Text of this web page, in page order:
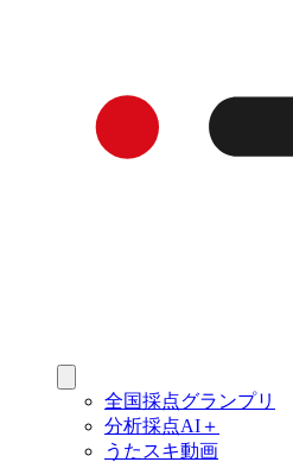
全国採点グランプリ
分析採点AI＋
うたスキ動画